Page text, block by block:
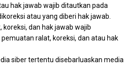
hak jawab wajib ditautkan pada
atau yang diberi hak jawab.
koreksi, dan hak jawab wajib
ralat, koreksi, dan atau hak
siber tertentu disebarluaskan media